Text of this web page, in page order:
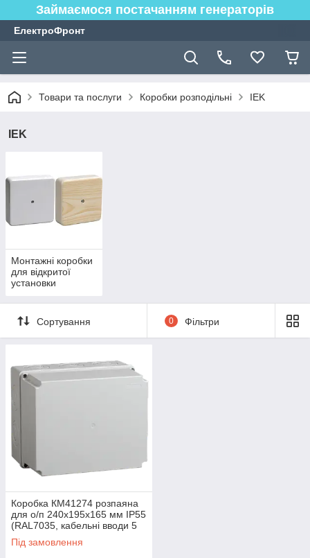
Займаємося постачанням генераторів
ЕлектроФронт
Товари та послуги Коробки розподільні ІEK
ІEK
Монтажні коробки
для відкритої
установки
Сортування 0 Фільтри
Коробка КМ41274 розпаяна
для о/п 240х195х165 мм IP55
(RAL7035, кабельні вводи 5
шт.)
Під замовлення